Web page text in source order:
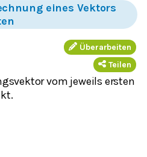
eines Vektors
Überarbeiten
Teilen
vom jeweils ersten